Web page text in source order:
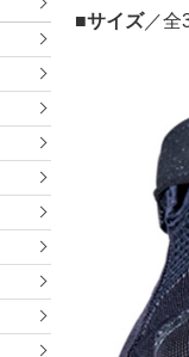
■サイズ／全